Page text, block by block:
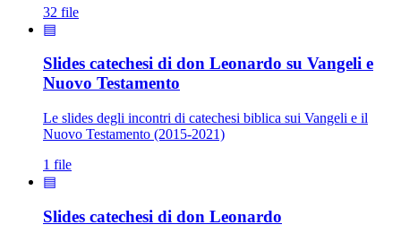
32 file
▤
Slides catechesi di don Leonardo su Vangeli e
Nuovo Testamento
Le slides degli incontri di catechesi biblica sui Vangeli e il
Nuovo Testamento (2015-2021)
1 file
▤
Slides catechesi di don Leonardo